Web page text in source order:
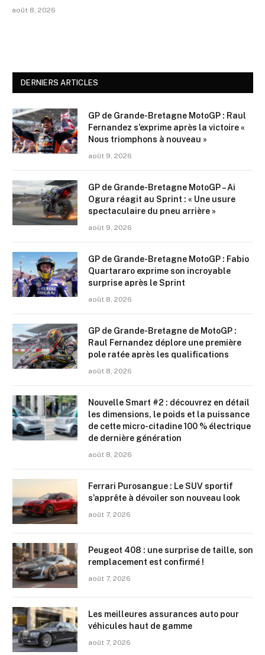
août 8, 2026
DERNIERS ARTICLES
GP de Grande-Bretagne MotoGP : Raul
Fernandez s’exprime après la victoire «
Nous triomphons à nouveau »
août 9, 2026
GP de Grande-Bretagne MotoGP – Ai
Ogura réagit au Sprint : « Une usure
spectaculaire du pneu arrière »
août 9, 2026
GP de Grande-Bretagne MotoGP : Fabio
Quartararo exprime son incroyable
surprise après le Sprint
août 8, 2026
GP de Grande-Bretagne de MotoGP :
Raul Fernandez déplore une première
pole ratée après les qualifications
août 8, 2026
Nouvelle Smart #2 : découvrez en détail
les dimensions, le poids et la puissance
de cette micro-citadine 100 % électrique
de dernière génération
août 8, 2026
Ferrari Purosangue : Le SUV sportif
s’apprête à dévoiler son nouveau look
août 7, 2026
Peugeot 408 : une surprise de taille, son
remplacement est confirmé !
août 7, 2026
Les meilleures assurances auto pour
véhicules haut de gamme
août 7, 2026